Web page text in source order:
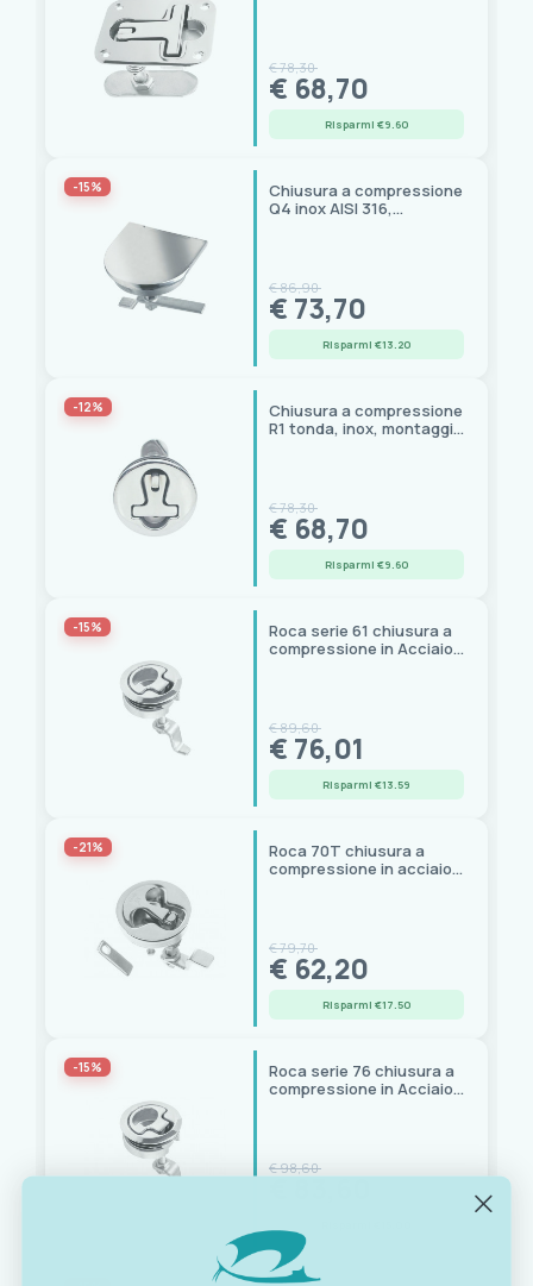
€ 78,30
€ 68,70
Risparmi €9.60
-15%
Chiusura a compressione
Q4 inox AISI 316,
€ 86,90
€ 73,70
Risparmi €13.20
-12%
Chiusura a compressione
R1 tonda, inox, montaggio
€ 78,30
€ 68,70
Risparmi €9.60
-15%
Roca serie 61 chiusura a
compressione in Acciaio
€ 89,60
€ 76,01
Risparmi €13.59
-21%
Roca 70T chiusura a
compressione in acciaio
€ 79,70
€ 62,20
Risparmi €17.50
-15%
Roca serie 76 chiusura a
compressione in Acciaio
€ 98,60